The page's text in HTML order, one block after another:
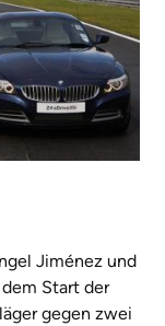
Jiménez und
Start der
gegen zwei